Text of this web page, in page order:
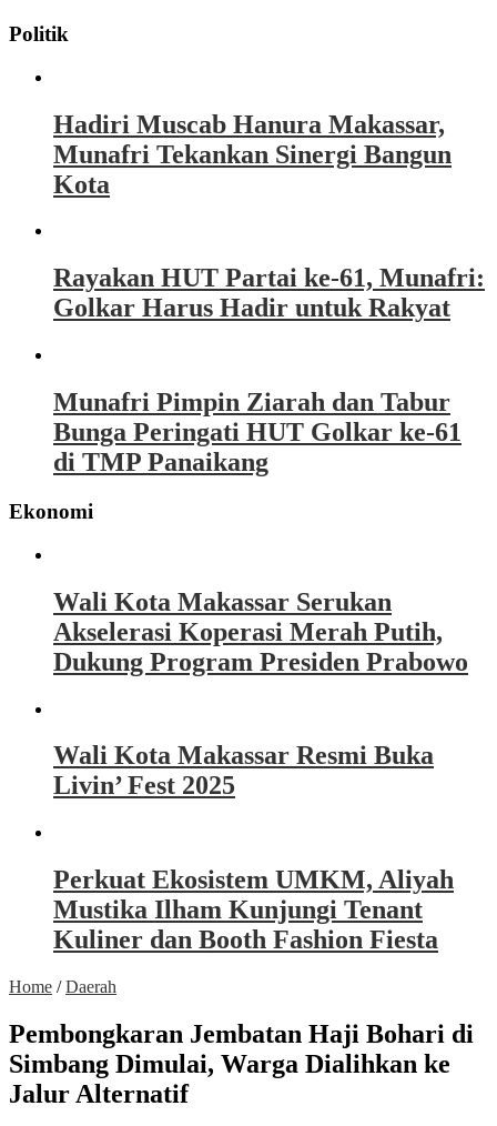
Politik
Hadiri Muscab Hanura Makassar,
Munafri Tekankan Sinergi Bangun
Kota
Rayakan HUT Partai ke-61, Munafri:
Golkar Harus Hadir untuk Rakyat
Munafri Pimpin Ziarah dan Tabur
Bunga Peringati HUT Golkar ke-61
di TMP Panaikang
Ekonomi
Wali Kota Makassar Serukan
Akselerasi Koperasi Merah Putih,
Dukung Program Presiden Prabowo
Wali Kota Makassar Resmi Buka
Livin’ Fest 2025
Perkuat Ekosistem UMKM, Aliyah
Mustika Ilham Kunjungi Tenant
Kuliner dan Booth Fashion Fiesta
Home /Daerah
Pembongkaran Jembatan Haji Bohari di
Simbang Dimulai, Warga Dialihkan ke
Jalur Alternatif